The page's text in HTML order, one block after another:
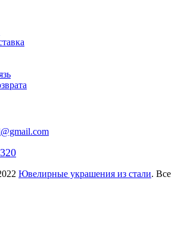
Ювелирные украшения из стали. Все